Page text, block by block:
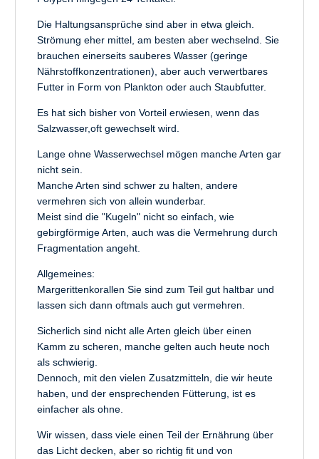
Die Haltungsansprüche sind aber in etwa gleich.
Strömung eher mittel, am besten aber wechselnd. Sie
brauchen einerseits sauberes Wasser (geringe
Nährstoffkonzentrationen), aber auch verwertbares
Futter in Form von Plankton oder auch Staubfutter.
Es hat sich bisher von Vorteil erwiesen, wenn das
Salzwasser,oft gewechselt wird.
Lange ohne Wasserwechsel mögen manche Arten gar
nicht sein.
Manche Arten sind schwer zu halten, andere
vermehren sich von allein wunderbar.
Meist sind die "Kugeln" nicht so einfach, wie
gebirgförmige Arten, auch was die Vermehrung durch
Fragmentation angeht.
Allgemeines:
Margerittenkorallen Sie sind zum Teil gut haltbar und
lassen sich dann oftmals auch gut vermehren.
Sicherlich sind nicht alle Arten gleich über einen
Kamm zu scheren, manche gelten auch heute noch
als schwierig.
Dennoch, mit den vielen Zusatzmitteln, die wir heute
haben, und der ensprechenden Fütterung, ist es
einfacher als ohne.
Wir wissen, dass viele einen Teil der Ernährung über
das Licht decken, aber so richtig fit und von